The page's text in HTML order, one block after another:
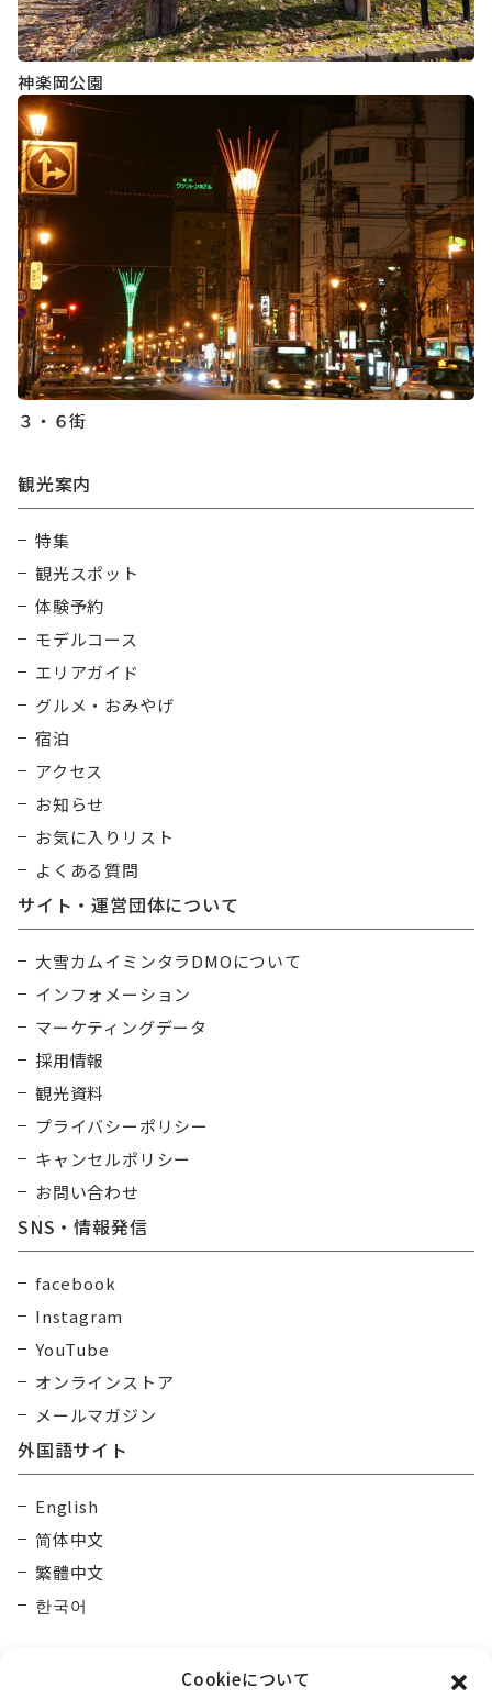
Cookieについて
神楽岡公園
３・６街
観光案内
特集
観光スポット
体験予約
モデルコース
エリアガイド
グルメ・おみやげ
宿泊
アクセス
お知らせ
お気に入りリスト
よくある質問
サイト・運営団体について
大雪カムイミンタラDMOについて
インフォメーション
マーケティングデータ
採用情報
観光資料
プライバシーポリシー
キャンセルポリシー
お問い合わせ
SNS・情報発信
facebook
Instagram
YouTube
オンラインストア
メールマガジン
外国語サイト
English
简体中文
繁體中文
한국어